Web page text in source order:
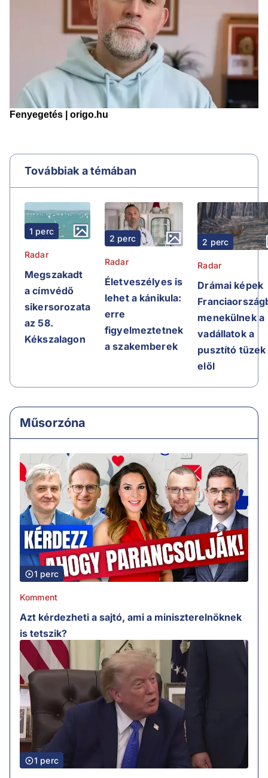
Továbbiak a témában
1 perc
Radar
Megszakadt
a címvédő
sikersorozata
az 58.
Kékszalagon
2 perc
Radar
Életveszélyes is
lehet a kánikula:
erre
figyelmeztetnek
a szakemberek
2 perc
Radar
Drámai képek
menekülnek a
vadállatok a
pusztító tüzek
elől
Műsorzóna
1 perc
Komment
Azt kérdezheti a sajtó, ami a miniszterelnöknek
is tetszik?
1 perc